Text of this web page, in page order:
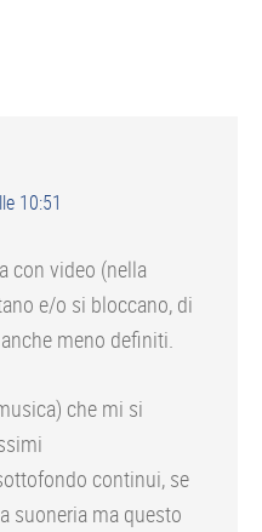
10:51
con video (nella
e/o si bloccano, di
meno definiti.
che mi si
continui, se
suoneria ma questo